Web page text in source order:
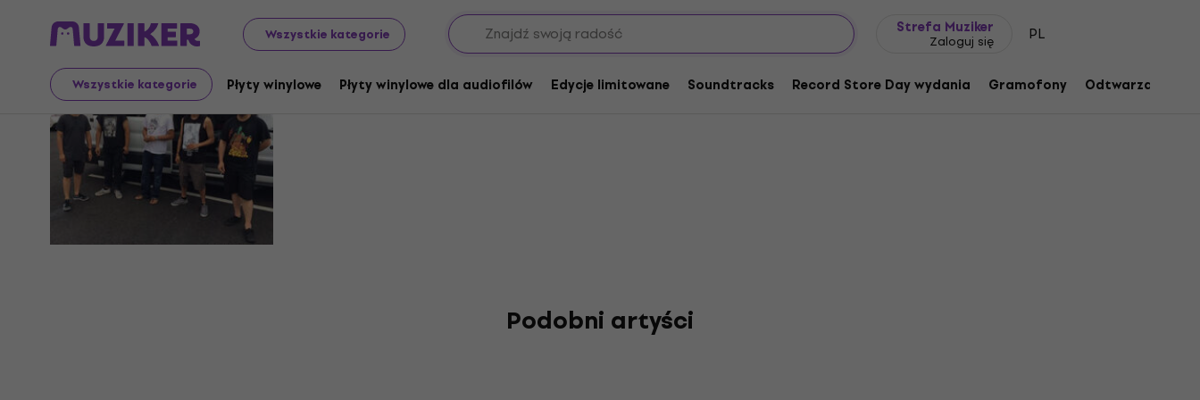
Wszystkie kategorie
Strefa Muziker
Zaloguj się PL
Wszystkie kategorie Płyty winylowe Płyty winylowe dla audiofilów Edycje limitowane Soundtracks Record Store Day wydania Gramofony Odtwarzacze
Chepang
Podobni artyści